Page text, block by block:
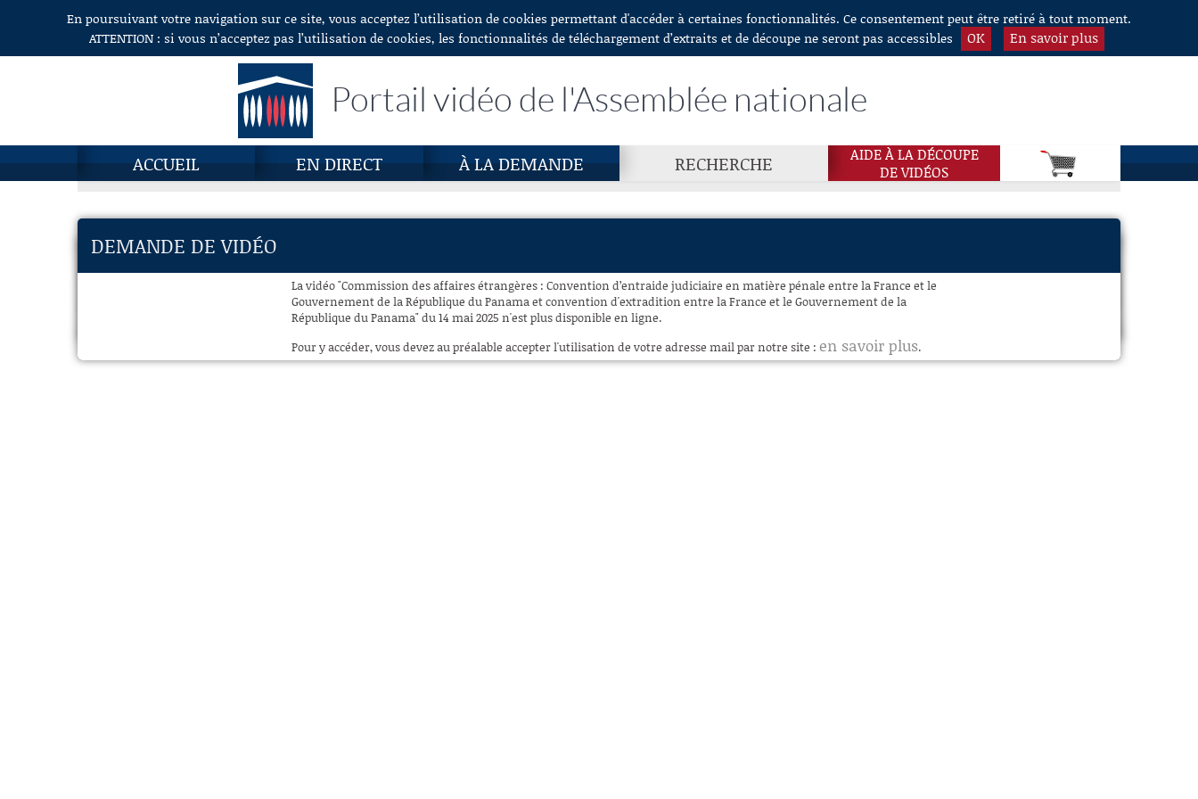
Aller au contenuEn poursuivant votre navigation sur ce site, vous acceptez l’utilisation de cookies permettant d'accéder à certaines fonctionnalités. Ce consentement peut être retiré à tout moment.
ATTENTION : si vous n’acceptez pas l’utilisation de cookies, les fonctionnalités de téléchargement d’extraits et de découpe ne seront pas accessibles
OK En savoir plus
Portail vidéo de l'Assemblée nationale
ACCUEIL EN DIRECT À LA DEMANDE RECHERCHE
AIDE À LA DÉCOUPE
DE VIDÉOS
DEMANDE DE VIDÉO
La vidéo "Commission des affaires étrangères : Convention d’entraide judiciaire en matière pénale entre la France et le
Gouvernement de la République du Panama et convention d'extradition entre la France et le Gouvernement de la
République du Panama" du 14 mai 2025 n'est plus disponible en ligne.
Pour y accéder, vous devez au préalable accepter l'utilisation de votre adresse mail par notre site : en savoir plus.